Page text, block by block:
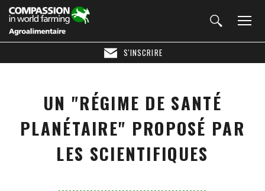
S'INSCRIRE
UN "RÉGIME DE SANTÉ
PLANÉTAIRE" PROPOSÉ PAR
LES SCIENTIFIQUES